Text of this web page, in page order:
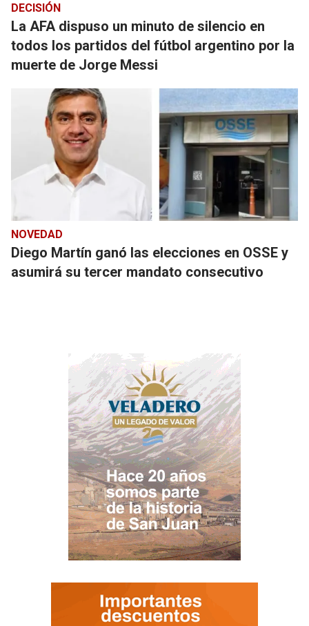
DECISIÓN
La AFA dispuso un minuto de silencio en
todos los partidos del fútbol argentino por la
muerte de Jorge Messi
NOVEDAD
Diego Martín ganó las elecciones en OSSE y
asumirá su tercer mandato consecutivo